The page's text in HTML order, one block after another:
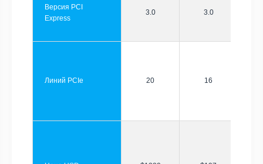
Версия PCI
Express
3.0 3.0
Линий PCIe 20 16